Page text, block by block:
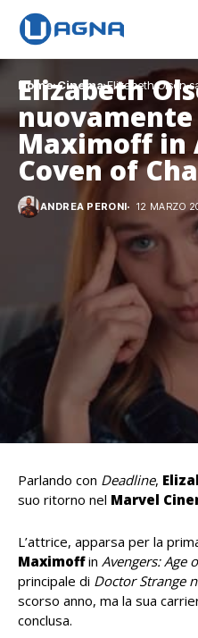
Home Cinema Elizabeth Olsen
Agatha: Coven of
Elizabeth
nuovamente
Maximoff in
Coven of
ANDREA PERONI 12 MARZO
Parlando con Deadline,
suo ritorno nel Marvel
L’attrice, apparsa per la
Maximoffin Avengers: Age
principale di Doctor Strange
scorso anno, ma la sua
conclusa.